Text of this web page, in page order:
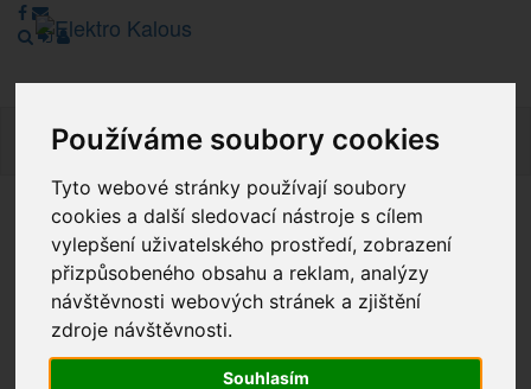
Používáme soubory cookies
Tyto webové stránky používají soubory
cookies a další sledovací nástroje s cílem
vylepšení uživatelského prostředí, zobrazení
přizpůsobeného obsahu a reklam, analýzy
návštěvnosti webových stránek a zjištění
zdroje návštěvnosti.
Souhlasím
Vážení zákazníci, v tuto chvíli je Náš internetový obchod v
režimu Katalogu. Objednávky on-line nyní nelze vyřídit.
Děkujeme za pochopení.